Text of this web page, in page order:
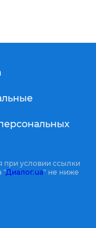
при условии ссылки
"Диалог.ua" не ниже